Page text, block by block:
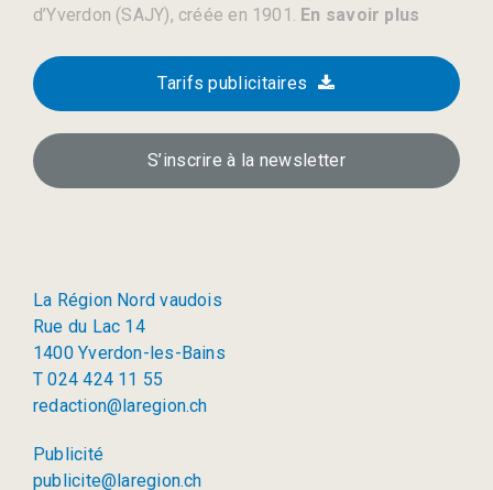
d’Yverdon (SAJY), créée en 1901. En savoir plus
Tarifs publicitaires
S’inscrire à la newsletter
La Région Nord vaudois
Rue du Lac 14
1400 Yverdon-les-Bains
T 024 424 11 55
redaction@laregion.ch
Publicité
publicite@laregion.ch